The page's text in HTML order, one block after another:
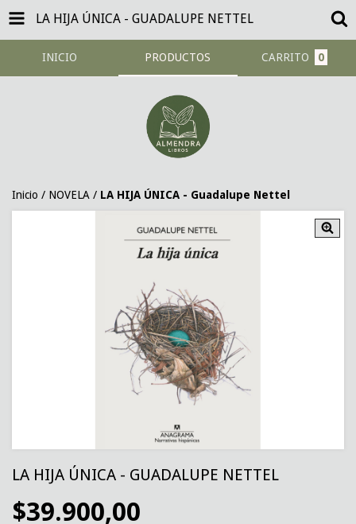
LA HIJA ÚNICA - GUADALUPE NETTEL
INICIO PRODUCTOS CARRITO 0
Inicio / NOVELA / LA HIJA ÚNICA - Guadalupe Nettel
LA HIJA ÚNICA - GUADALUPE NETTEL
$39.900,00